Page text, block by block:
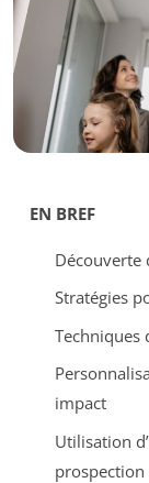
EN BREF
Découverte
Stratégies
Techniques
impact
Utilisation d’
prospection